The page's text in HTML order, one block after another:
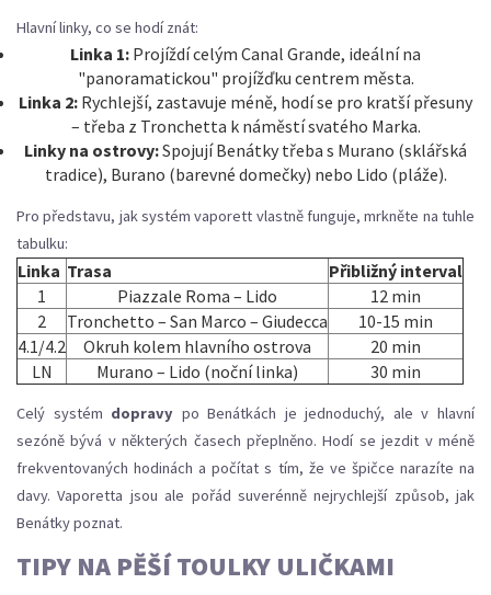
Hlavní linky, co se hodí znát:
Linka 1: Projíždí celým Canal Grande, ideální na
"panoramatickou" projížďku centrem města.
Linka 2: Rychlejší, zastavuje méně, hodí se pro kratší přesuny
– třeba z Tronchetta k náměstí svatého Marka.
Linky na ostrovy:Spojují Benátky třeba s Murano (sklářská
tradice), Burano (barevné domečky) nebo Lido (pláže).
Pro představu, jak systém vaporett vlastně funguje, mrkněte na tuhle
tabulku:
Linka Trasa
Přibližný interval
1
Piazzale Roma – Lido
12 min
2
Tronchetto – San Marco – Giudecca
10-15 min
4.1/4.2
Okruh kolem hlavního ostrova
20 min
LN
Murano – Lido (noční linka) 30 min
Celý systém dopravy po Benátkách je jednoduchý, ale v hlavní
sezóně bývá v některých časech přeplněno. Hodí se jezdit v méně
frekventovaných hodinách a počítat s tím, že ve špičce narazíte na
davy. Vaporetta jsou ale pořád suverénně nejrychlejší způsob, jak
Benátky poznat.
TIPY NA PĚŠÍ TOULKY ULIČKAMI